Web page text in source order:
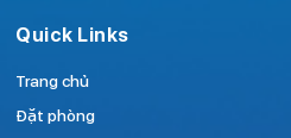
Quick Links
Trang chủ
Đặt phòng